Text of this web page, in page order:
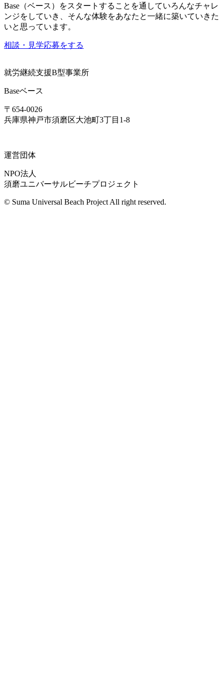
Base（ベース）をスタートすることを通していろんなチャレ
ンジをしていき、そんな体験をあなたと一緒に築いていきた
いと思っています。
相談・見学応募をする
就労継続支援B型事業所
Baseベース
〒654-0026
兵庫県神戸市須磨区大池町3丁目1-8
運営団体
NPO法人
須磨ユニバーサルビーチプロジェクト
© Suma Universal Beach Project All right reserved.